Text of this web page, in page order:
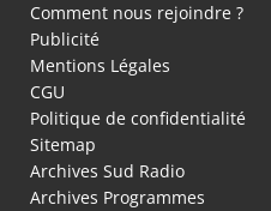
Comment nous rejoindre ?
Publicité
Mentions Légales
CGU
Politique de confidentialité
Sitemap
Archives Sud Radio
Archives Programmes